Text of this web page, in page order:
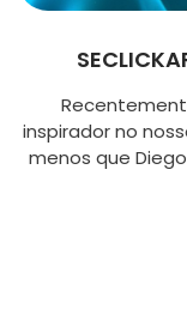
inspirador no
menos que